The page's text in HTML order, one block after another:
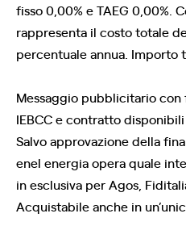
fisso 0,00% e TAEG 0,00%.
rappresenta il costo totale
percentuale annua. Importo
Messaggio pubblicitario con
IEBCC e contratto
Salvo approvazione della
enel energia opera quale
in esclusiva per Agos,
Acquistabile anche in